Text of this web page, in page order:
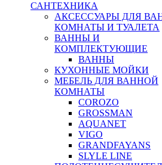
САНТЕХНИКА
АКСЕССУАРЫ ДЛЯ
КОМНАТЫ И ТУАЛЕТА
ВАННЫ И
КОМПЛЕКТУЮЩИЕ
ВАННЫ
КУХОННЫЕ МОЙКИ
МЕБЕЛЬ ДЛЯ ВАННОЙ
КОМНАТЫ
COROZO
GROSSMAN
AQUANET
VIGO
GRANDFAYANS
SLYLE LINE